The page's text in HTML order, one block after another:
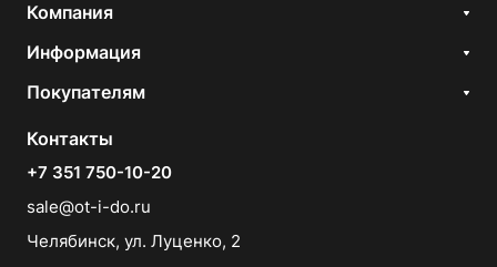
Компания
Информация
Покупателям
Контакты
+7 351 750-10-20
sale@ot-i-do.ru
Челябинск, ул. Луценко, 2